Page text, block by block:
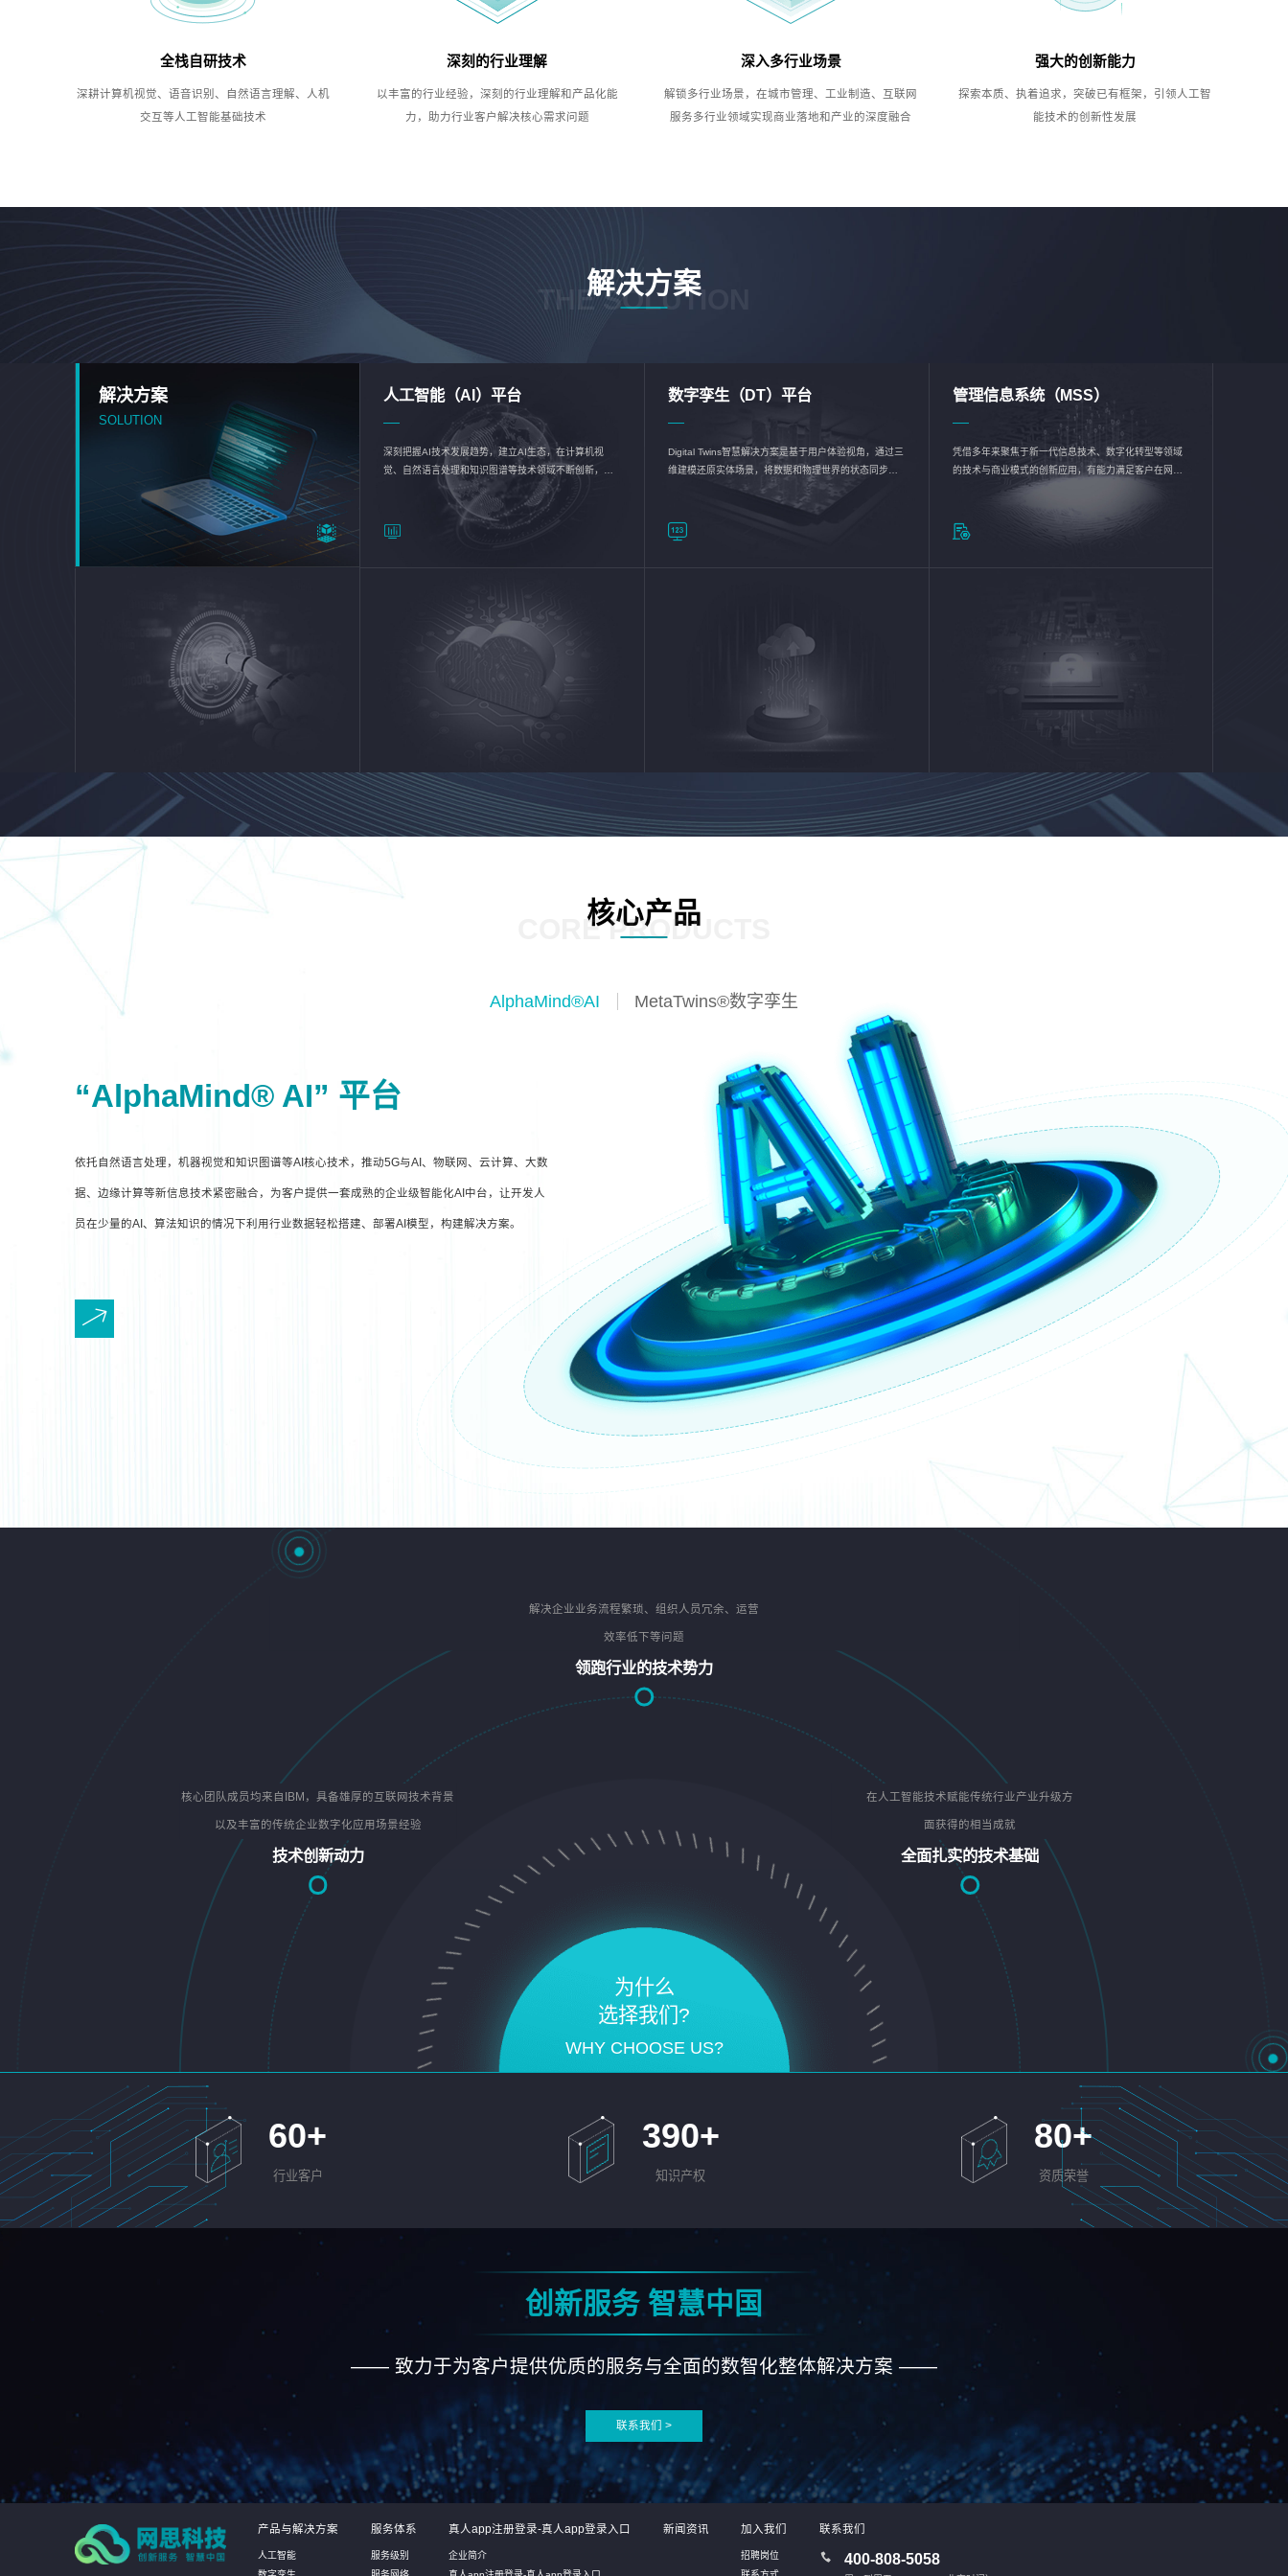
全栈自研技术
深耕计算机视觉、语音识别、自然语言理解、人机
交互等人工智能基础技术
深刻的行业理解
以丰富的行业经验，深刻的行业理解和产品化能
力，助力行业客户解决核心需求问题
深入多行业场景
解锁多行业场景，在城市管理、工业制造、互联网
服务多行业领域实现商业落地和产业的深度融合
强大的创新能力
探索本质、执着追求，突破已有框架，引领人工智
能技术的创新性发展
解决方案
THE SOLUTION
解决方案
SOLUTION
人工智能（AI）平台
深刻把握AI技术发展趋势，建立AI生态，在计算机视
觉、自然语言处理和知识图谱等技术领域不断创新，持
续优化企业数智化转型加速器—AlphaMind®AI能力开放
数字孪生（DT）平台
Digital Twins智慧解决方案是基于用户体验视角，通过三
维建模还原实体场景，将数据和物理世界的状态同步呈
现，使用户对关键数据有更直观的感受，推动各行业完
成智能化转型，实现新旧动能的转换
管理信息系统（MSS）
凭借多年来聚焦于新一代信息技术、数字化转型等领域
的技术与商业模式的创新应用，有能力满足客户在网络
优化、运营维护和信息安全防护等方面的需求，为客户
核心产品
CORE PRODUCTS
AlphaMind®AI MetaTwins®数字孪生
“AlphaMind® AI” 平台
依托自然语言处理，机器视觉和知识图谱等AI核心技术，推动5G与AI、物联网、云计算、大数
据、边缘计算等新信息技术紧密融合，为客户提供一套成熟的企业级智能化AI中台，让开发人
员在少量的AI、算法知识的情况下利用行业数据轻松搭建、部署AI模型，构建解决方案。
为什么
选择我们?
WHY CHOOSE US?
核心团队成员均来自IBM，具备雄厚的互联网技术背景
以及丰富的传统企业数字化应用场景经验
技术创新动力
解决企业业务流程繁琐、组织人员冗余、运营
效率低下等问题
领跑行业的技术势力
在人工智能技术赋能传统行业产业升级方
面获得的相当成就
全面扎实的技术基础
60+
行业客户
390+
知识产权
80+
资质荣誉
创新服务 智慧中国
—— 致力于为客户提供优质的服务与全面的数智化整体解决方案 ——
联系我们 >
产品与解决方案
人工智能
服务体系
服务级别
真人app注册登录-真人app登录入口
企业简介
新闻资讯 加入我们
招聘岗位
联系我们
400-808-5058